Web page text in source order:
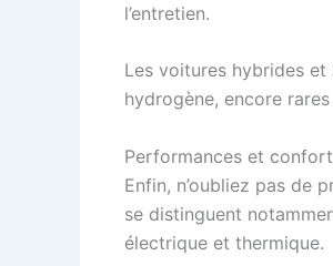
l’entretien.
Les voitures hybrides et
hydrogène, encore
Performances et
Enfin, n’oubliez pas de
se distinguent
électrique et thermique.